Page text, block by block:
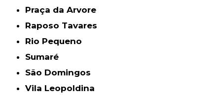
Praça da Arvore
Raposo Tavares
Rio Pequeno
Sumaré
São Domingos
Vila Leopoldina